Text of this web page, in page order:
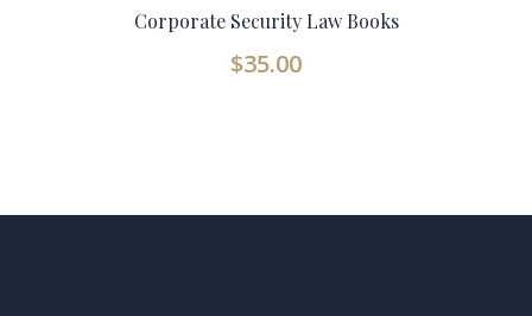
Corporate Security Law Books
$35.00